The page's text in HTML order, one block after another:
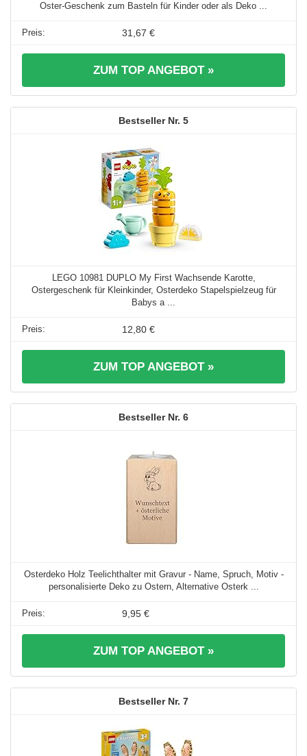
Oster-Geschenk zum Basteln für Kinder oder als Deko ...
31,67 €
ZUM TOP ANGEBOT »
5
LEGO 10981 DUPLO My First Wachsende Karotte,
Ostergeschenk für Kleinkinder, Osterdeko Stapelspielzeug für
Babys a ...
12,80 €
ZUM TOP ANGEBOT »
6
Osterdeko Holz Teelichthalter mit Gravur - Name, Spruch, Motiv -
personalisierte Deko zu Ostern, Alternative Osterk ...
9,95 €
ZUM TOP ANGEBOT »
7